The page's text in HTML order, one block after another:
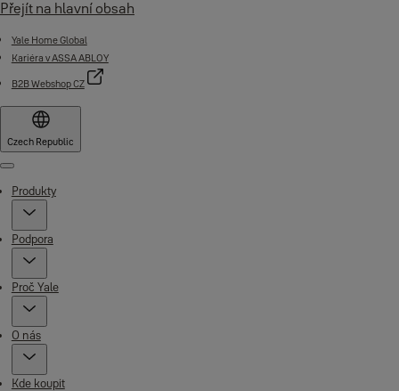
Přejít na hlavní obsah
Yale Home Global
Kariéra v ASSA ABLOY
B2B Webshop CZ
Czech Republic
Menu
Produkty
Podpora
Proč Yale
O nás
Kde koupit